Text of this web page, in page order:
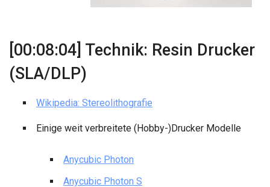
[00:08:04] Technik: Resin Drucker
(SLA/DLP)
Wikipedia: Stereolithografie
Einige weit verbreitete (Hobby-)Drucker Modelle
Anycubic Photon
Anycubic Photon S